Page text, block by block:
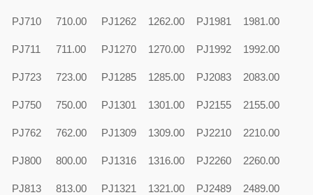
PJ710 710.00 PJ1262 1262.00 PJ1981 1981.00
PJ711 711.00 PJ1270 1270.00 PJ1992 1992.00
PJ723 723.00 PJ1285 1285.00 PJ2083 2083.00
PJ750 750.00 PJ1301 1301.00 PJ2155 2155.00
PJ762 762.00 PJ1309 1309.00 PJ2210 2210.00
PJ800 800.00 PJ1316 1316.00 PJ2260 2260.00
PJ813 813.00 PJ1321 1321.00 PJ2489 2489.00